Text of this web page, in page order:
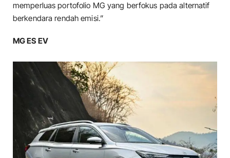
memperluas portofolio MG yang berfokus pada alternatif
berkendara rendah emisi.”
MG ES EV